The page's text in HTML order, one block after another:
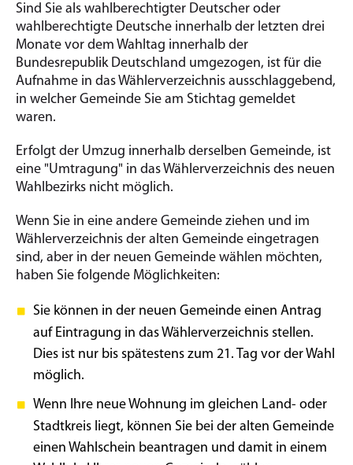
Sind Sie als wahlberechtigter Deutscher oder
wahlberechtigte Deutsche innerhalb der letzten drei
Monate vor dem Wahltag innerhalb der
Bundesrepublik Deutschland umgezogen, ist für die
Aufnahme in das Wählerverzeichnis ausschlaggebend,
in welcher Gemeinde Sie am Stichtag gemeldet
waren.
Erfolgt der Umzug innerhalb derselben Gemeinde, ist
eine "Umtragung" in das Wählerverzeichnis des neuen
Wahlbezirks nicht möglich.
Wenn Sie in eine andere Gemeinde ziehen und im
Wählerverzeichnis der alten Gemeinde eingetragen
sind, aber in der neuen Gemeinde wählen möchten,
haben Sie folgende Möglichkeiten:
Sie können in der neuen Gemeinde einen Antrag
auf Eintragung in das Wählerverzeichnis stellen.
Dies ist nur bis spätestens zum 21. Tag vor der Wahl
möglich.
Wenn Ihre neue Wohnung im gleichen Land- oder
Stadtkreis liegt, können Sie bei der alten Gemeinde
einen Wahlschein beantragen und damit in einem